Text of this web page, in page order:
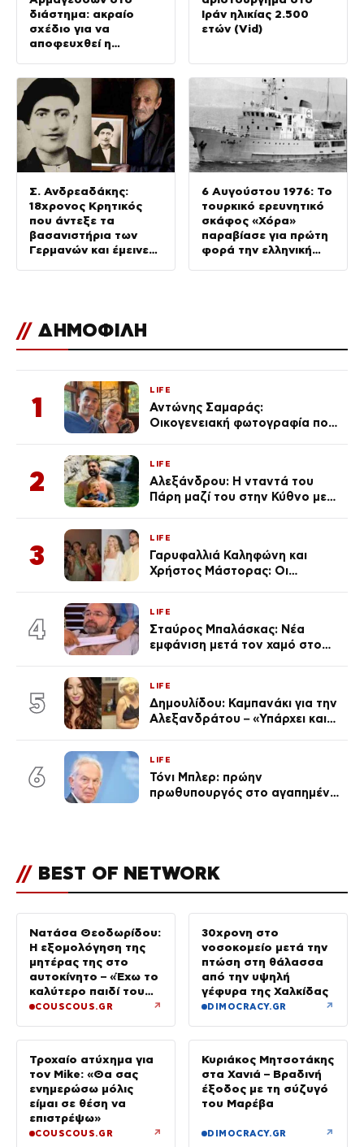
διάστημα: ακραίο
σχέδιο για να
αποφευχθεί η
Ιράν ηλικίας 2.500
ετών (Vid)
Σ. Ανδρεαδάκης:
18χρονος Κρητικός
που άντεξε τα
βασανιστήρια των
Γερμανών και έμεινε
6 Αυγούστου 1976: Το
τουρκικό ερευνητικό
σκάφος «Χόρα»
παραβίασε για πρώτη
φορά την ελληνική
// ΔΗΜΟΦΙΛΗ
1
LIFE
Αντώνης Σαμαράς:
Οικογενειακή φωτογραφία που
Λένας
2
LIFE
Αλεξάνδρου: Η νταντά του
Πάρη μαζί του στην Κύθνο με
3
LIFE
Γαρυφαλλιά Καληφώνη και
Χρήστος Μάστορας: Οι
απαρατήρητη
4
LIFE
Σταύρος Μπαλάσκας: Νέα
εμφάνιση μετά τον χαμό στο
5
LIFE
Δημουλίδου: Καμπανάκι για την
Αλεξανδράτου – «Υπάρχει και
6
LIFE
Τόνι Μπλερ: πρώην
πρωθυπουργός στο αγαπημένο
// BEST OF NETWORK
Νατάσα Θεοδωρίδου:
Η εξομολόγηση της
μητέρας της στο
αυτοκίνητο – «Έχω το
καλύτερο παιδί του
κόσμου»
COUSCOUS.GR ↗
30χρονη στο
νοσοκομείο μετά την
πτώση στη θάλασσα
από την υψηλή
γέφυρα της Χαλκίδας
DIMOCRACY.GR ↗
Τροχαίο ατύχημα για
τον Mike: «Θα σας
ενημερώσω μόλις
είμαι σε θέση να
επιστρέψω»
COUSCOUS.GR ↗
Κυριάκος Μητσοτάκης
στα Χανιά – Βραδινή
έξοδος με τη σύζυγό
του Μαρέβα
DIMOCRACY.GR ↗